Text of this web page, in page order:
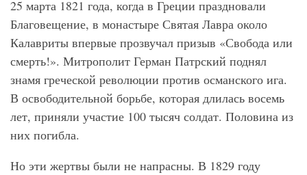
25 марта 1821 года, когда в Греции праздновали
Благовещение, в монастыре Святая Лавра около
Калавриты впервые прозвучал призыв «Свобода или
смерть!». Митрополит Герман Патрский поднял
знамя греческой революции против османского ига.
В освободительной борьбе, которая длилась восемь
лет, приняли участие 100 тысяч солдат. Половина из
них погибла.
Но эти жертвы были не напрасны. В 1829 году